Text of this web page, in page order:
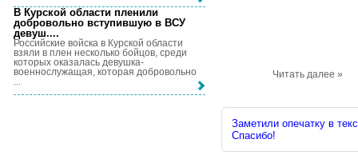
Читать далее »
Заметили опечатку в
Спасибо!
В Курской области пленили
добровольно вступившую в ВСУ
девуш....
Российские войска в Курской области
взяли в плен несколько бойцов, среди
которых оказалась девушка-
военнослужащая, которая добровольно
...